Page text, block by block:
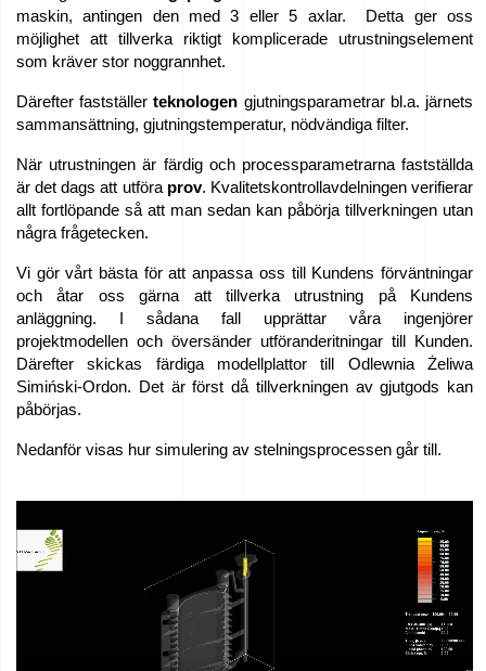
maskin, antingen den med 3 eller 5 axlar. Detta ger oss
möjlighet att tillverka riktigt komplicerade utrustningselement
som kräver stor noggrannhet.
Därefter fastställerteknologen gjutningsparametrar bl.a. järnets
sammansättning, gjutningstemperatur, nödvändiga filter.
När utrustningen är färdig och processparametrarna fastställda
är det dags att utföra prov. Kvalitetskontrollavdelningen verifierar
allt fortlöpande så att man sedan kan påbörja tillverkningen utan
några frågetecken.
Vi gör vårt bästa för att anpassa oss till Kundens förväntningar
och åtar oss gärna att tillverka utrustning på Kundens
anläggning. I sådana fall upprättar våra ingenjörer
projektmodellen och översänder utföranderitningar till Kunden.
Därefter skickas färdiga modellplattor till Odlewnia Żeliwa
Simiński-Ordon. Det är först då tillverkningen av gjutgods kan
påbörjas.
Nedanför visas hur simulering av stelningsprocessen går till.